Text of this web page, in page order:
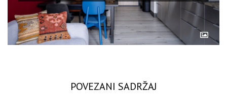
POVEZANI SADRŽAJ